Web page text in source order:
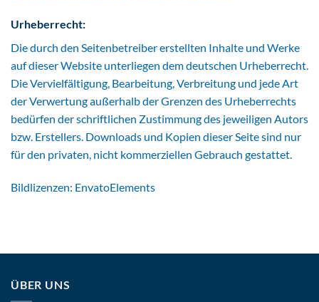
Urheberrecht:
Die durch den Seitenbetreiber erstellten Inhalte und Werke
auf dieser Website unterliegen dem deutschen Urheberrecht.
Die Vervielfältigung, Bearbeitung, Verbreitung und jede Art
der Verwertung außerhalb der Grenzen des Urheberrechts
bedürfen der schriftlichen Zustimmung des jeweiligen Autors
bzw. Erstellers. Downloads und Kopien dieser Seite sind nur
für den privaten, nicht kommerziellen Gebrauch gestattet.
Bildlizenzen: EnvatoElements
ÜBER UNS